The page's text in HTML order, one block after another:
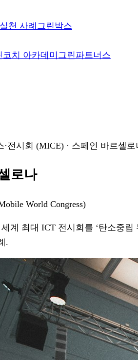
실천 사례 그린박스
코치 아카데미 그린파트너스
·전시회 (MICE) · 스페인 바르셀로
로나
World Congress)
계 최대 ICT 전시회를 ‘탄소중
.